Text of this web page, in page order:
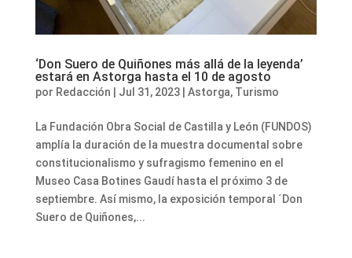
‘Don Suero de Quiñones más allá de la leyenda’
estará en Astorga hasta el 10 de agosto
por Redacción Jul 31, 2023| Astorga, Turismo
La Fundación Obra Social de Castilla y León (FUNDOS)
amplía la duración de la muestra documental sobre
constitucionalismo y sufragismo femenino en el
Museo Casa Botines Gaudí hasta el próximo 3 de
septiembre. Así mismo, la exposición temporal ´Don
Suero de Quiñones,...